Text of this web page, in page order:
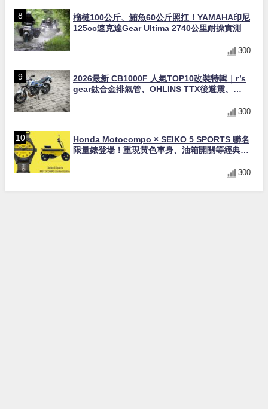
榴槤100公斤、鮪魚60公斤照扛！YAMAHA印尼
125cc速克達Gear Ultima 2740公里耐操實測
300
2026最新 CB1000F 人氣TOP10改裝特輯｜r’s
gear鈦合金排氣管、OHLINS TTX後避震、
300
Honda Motocompo × SEIKO 5 SPORTS 聯名
限量錶登場！重現黃色車身、油箱開關等經典設
300